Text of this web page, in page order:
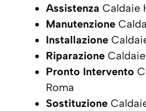
Assistenza Caldaie
Manutenzione
Installazione
Riparazione
Pronto Intervento
Roma
Sostituzione